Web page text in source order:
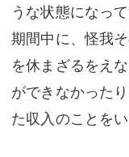
うな状態になっ
期間中に、怪我
を休まざるをえ
ができなかった
た収入のことをい